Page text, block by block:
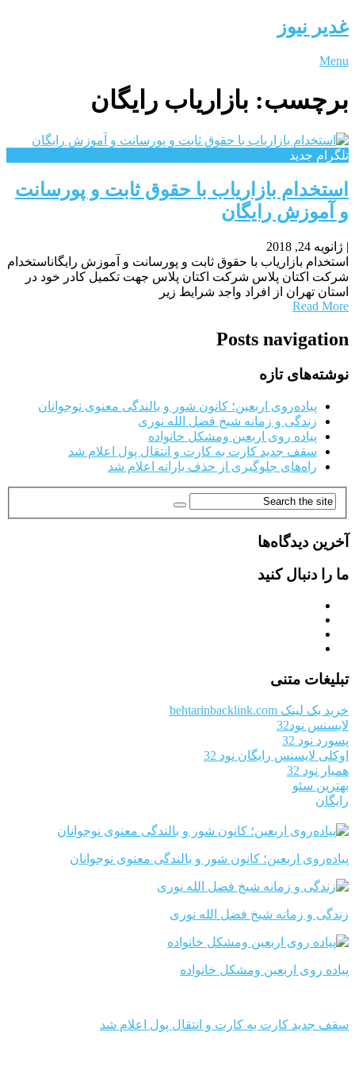
غدیر نیوز
Menu
برچسب: بازاریاب رایگان
تلگرام جدید
استخدام بازاریاب با حقوق ثابت و پورسانت
و آموزش رایگان
| ژانویه 24, 2018
استخدام بازاریاب با حقوق ثابت و پورسانت و آموزش رایگاناستخدام
شرکت اکتان پلاس شرکت اکتان پلاس جهت تکمیل کادر خود در
استان تهران از افراد واجد شرایط زیر
Read More
Posts navigation
نوشته‌های تازه
پیاده‌روی اربعین؛ کانون شور و بالندگی معنوی نوجوانان
زندگی و زمانه شیخ فضل الله نوری
پیاده روی اربعین ومشکل خانواده
سقف جدید کارت به کارت و انتقال پول اعلام شد
راه‌های جلوگیری از حذف یارانه اعلام شد
آخرین دیدگاه‌ها
ما را دنبال کنید
تبلیغات متنی
خرید بک لینک behtarinbacklink.com
لایسنس نود32
پسورد نود 32
اوکلی لایسنس رایگان نود 32
همیار نود 32
بهترین سئو
رایگان
پیاده‌روی اربعین؛ کانون شور و بالندگی معنوی نوجوانان
زندگی و زمانه شیخ فضل الله نوری
پیاده روی اربعین ومشکل خانواده
سقف جدید کارت به کارت و انتقال پول اعلام شد